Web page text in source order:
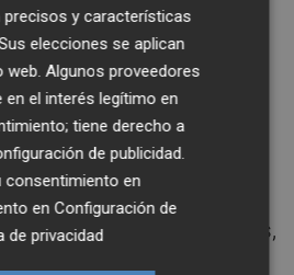
, el propietario de
Rusiñol , y el presidente
Astroc,Enrique
posteriormente, tal
Press.
no tenía valor en el
de acciones a familiares,
de los firmantes o en
y características
elecciones se aplican
Algunos proveedores
en el interés legítimo en
tiene derecho a
de publicidad
consentimiento en
enConfiguración de
de privacidad